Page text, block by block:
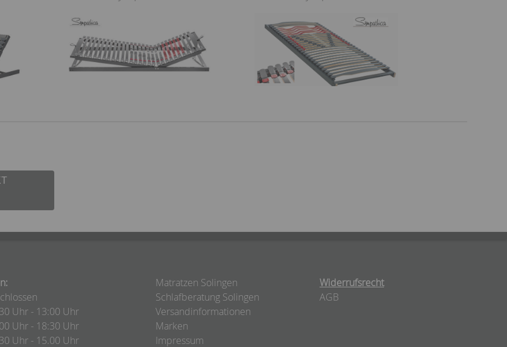
Uhr - 13:00 Uhr
Uhr - 18:30 Uhr
Uhr - 15.00 Uhr
Matratzen Solingen
Schlafberatung Solingen
Versandinformationen
Marken
Impressum
Widerrufsrecht
AGB